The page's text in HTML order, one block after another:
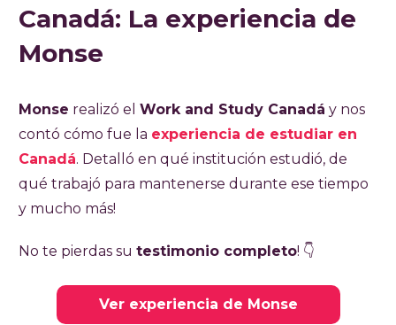
Canadá: La experiencia de
Monse
Monse realizó el Work and Study Canadá y nos
contó cómo fue la experiencia de estudiar en
Canadá. Detalló en qué institución estudió, de
qué trabajó para mantenerse durante ese tiempo
y mucho más!
No te pierdas su testimonio completo! 👇
Ver experiencia de Monse